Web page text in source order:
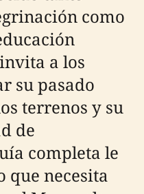
como
a los
su pasado
terrenos y su
de
completa le
que necesita